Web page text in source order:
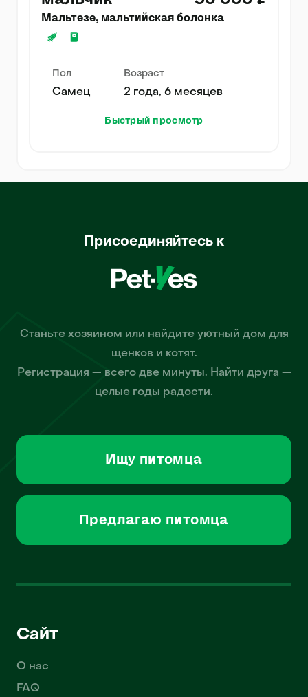
Мальтезе, мальтийская болонка
Пол
Самец
Возраст
2 года, 6 месяцев
Быстрый просмотр
Присоединяйтесь к
Станьте хозяином или найдите уютный дом для
щенков и котят.
Регистрация — всего две минуты. Найти друга —
целые годы радости.
Ищу питомца
Предлагаю питомца
Сайт
О нас
FAQ